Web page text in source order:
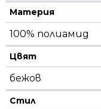
Материя
100% полиамид
Цвят
бежов
Стил